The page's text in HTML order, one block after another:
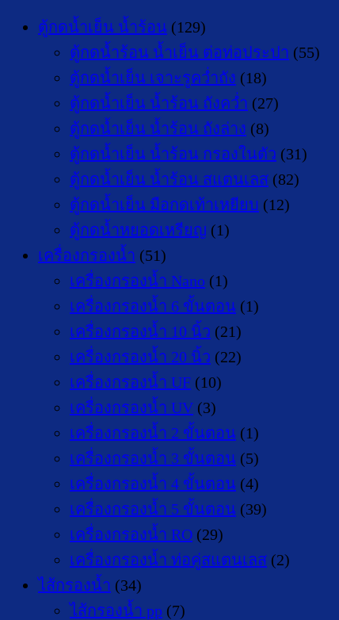
ตู้กดน้ำเย็น น้ำร้อน (129)
ตู้กดน้ำร้อน น้ำเย็น ต่อท่อประปา (55)
ตู้กดน้ำเย็น เจาะรูคว่ำถัง (18)
ตู้กดน้ำเย็น น้ำร้อน ถังคว่ำ (27)
ตู้กดน้ำเย็น น้ำร้อน ถังล่าง (8)
ตู้กดน้ำเย็น น้ำร้อน กรองในตัว (31)
ตู้กดน้ำเย็น น้ำร้อน สแตนเลส (82)
ตู้กดน้ำเย็น มือกดเท้าเหยียบ (12)
ตู้กดน้ำหยอดเหรียญ (1)
เครื่องกรองน้ำ (51)
เครื่องกรองน้ำ Nano (1)
เครื่องกรองน้ำ 6 ขั้นตอน (1)
เครื่องกรองน้ำ 10 นิ้ว (21)
เครื่องกรองน้ำ 20 นิ้ว (22)
เครื่องกรองน้ำ UF (10)
เครื่องกรองน้ำ UV (3)
เครื่องกรองน้ำ 2 ขั้นตอน (1)
เครื่องกรองน้ำ 3 ขั้นตอน (5)
เครื่องกรองน้ำ 4 ขั้นตอน (4)
เครื่องกรองน้ำ 5 ขั้นตอน (39)
เครื่องกรองน้ำ RO (29)
เครื่องกรองน้ำ ท่อคู่สแตนเลส (2)
ไส้กรองน้ำ (34)
ไส้กรองน้ำ pp (7)